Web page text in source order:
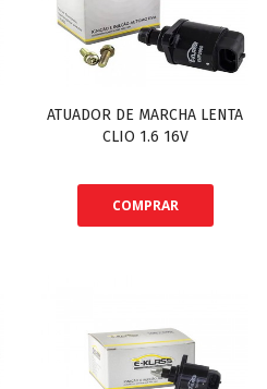
ATUADOR DE MARCHA LENTA
CLIO 1.6 16V
COMPRAR